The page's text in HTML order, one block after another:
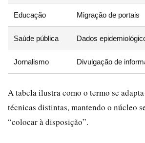
Educação Migração de portais
Saúde pública Dados
Jornalismo Divulgação de
A tabela ilustra como o termo se
técnicas distintas, mantendo o núcleo
“colocar à disposição”.